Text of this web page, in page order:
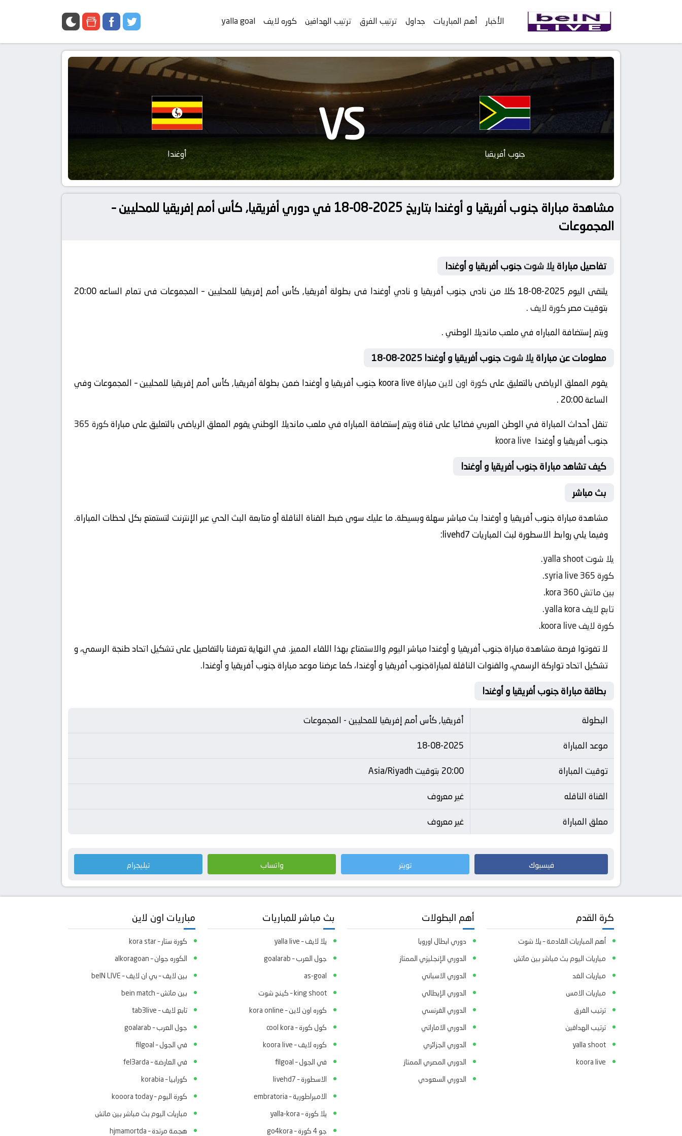
الأخبار أهم المباريات جداول ترتيب الفرق ترتيب الهدافين كوره لايف yalla goal
جنوب أفريقيا VS أوغندا
مشاهدة مباراة جنوب أفريقيا و أوغندا بتاريخ 2025-08-18 في دوري أفريقيا, كأس أمم إفريقيا للمحليين –
المجموعات
تفاصيل مباراة يلا شوتجنوب أفريقيا و أوغندا
يلتقى اليوم 2025-08-18 كلا من نادى جنوب أفريقيا و نادي أوغندا فى بطولة أفريقيا, كأس أمم إفريقيا للمحليين – المجموعات فى تمام الساعه 20:00
بتوقيت مصركورة لايف.
ويتم إستضافة المباراه في ملعب مانديلا الوطني .
معلومات عن مباراة يلا شوتجنوب أفريقيا و أوغندا 2025-08-18
يقوم المعلق الرياضى بالتعليق علىكورة اون لاين
مباراة koora live جنوب أفريقيا و أوغندا ضمن بطولة أفريقيا, كأس أمم إفريقيا للمحليين – المجموعات وفي
الساعة 20:00 .
تنقل أحداث المباراة في الوطن العربي فضائيا على قناة ويتم إستضافة المباراه في ملعب مانديلا الوطني يقوم المعلق الرياضى بالتعليق على مباراةكورة 365
جنوب أفريقيا و أوغندا koora live
كيف تشاهد مباراة جنوب أفريقيا و أوغندا
بث مباشر
مشاهدة مباراة جنوب أفريقيا و أوغندا بث مباشر سهلة وبسيطة. ما عليك سوى ضبط القناة الناقلة أو متابعة البث الحي عبر الإنترنت لتستمتع بكل لحظات المباراة.
وفيما يلي روابط الاسطورة لبث المباريات livehd7:
يلا شوتyalla shoot
.
كورة 365
syria live
.
بين ماتشkora 360
.
تابع لايفyalla kora
.
كورة لايفkoora live
.
لا تفوتوا فرصة مشاهدة مباراة جنوب أفريقيا و أوغندا مباشر اليوم والاستمتاع بهذا اللقاء المميز. في النهاية تعرفنا بالتفاصيل على تشكيل اتحاد طنجة الرسمي، و
تشكيل اتحاد تواركة الرسمي، والقنوات الناقلة لمباراةجنوب أفريقيا و أوغندا، كما عرضنا موعد مباراة جنوب أفريقيا و أوغندا.
بطاقة مباراة جنوب أفريقيا و أوغندا
البطولة
أفريقيا, كأس أمم إفريقيا للمحليين - المجموعات
موعد المباراة
18-08-2025
توقيت المباراة
20:00 بتوقيت Asia/Riyadh
القناة الناقله
غير معروف
معلق المباراة
غير معروف
فيسبوك تويتر واتساب تيليجرام
كرة القدم
أهم المباريات القادمة – يلا شوت
مباريات اليوم بث مباشر بين ماتش
مباريات الغد
مباريات الامس
ترتيب الفرق
ترتيب الهدافين
yalla shoot
koora live
أهم البطولات
دوري ابطال اوروبا
الدوري الإنجليزي الممتاز
الدوري الاسباني
الدوري الإيطالي
الدوري الفرنسي
الدوري الاماراتي
الدوري الجزائري
الدوري المصري الممتاز
الدوري السعودي
بث مباشر للمباريات
يلا لايف – yalla live
جول العرب – goalarab
as-goal
king shoot – كينج شوت
كوره اون لاين – kora online
كول كورة – cool kora
كوره لايف – koora live
في الجول – filgoal
الاسطورة – livehd7
الامبراطورية – embratoria
يلا كورة – yalla-kora
جو 4 كورة – go4kora
مباريات اون لاين
كورة ستار – kora star
الكوره جوان – alkoragoan
بين لايف – بي ان لايف – beIN LIVE
بين ماتش – bein match
تابع لايف – tab3live
جول العرب – goalarab
في الجول – filgoal
في العارضة – fel3arda
كورابيا – korabia
كورة اليوم – kooora today
مباريات اليوم بث مباشر بين ماتش
هجمة مرتدة – hjmamortda